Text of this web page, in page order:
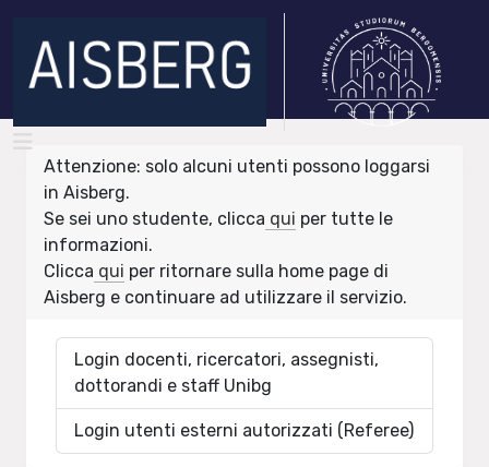
Attenzione: solo alcuni utenti possono loggarsi
in Aisberg.
Se sei uno studente, clicca qui per tutte le
informazioni.
Clicca qui per ritornare sulla home page di
Aisberg e continuare ad utilizzare il servizio.
Login docenti, ricercatori, assegnisti,
dottorandi e staff Unibg
Login utenti esterni autorizzati (Referee)